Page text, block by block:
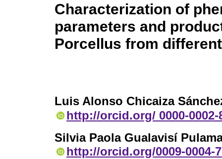
Characterization of
parameters and
Porcellus from
Luis Alonso Chicaiza
http://orcid.org/ 0000-0002-
Silvia Paola Gualavisí
http://orcid.org/0009-0004-